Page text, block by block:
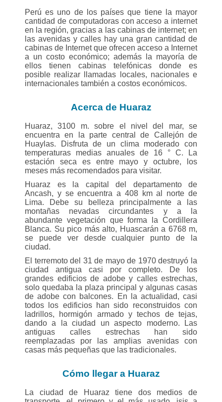
Perú es uno de los países que tiene la mayor
cantidad de computadoras con acceso a internet
en la región, gracias a las cabinas de internet; en
las avenidas y calles hay una gran cantidad de
cabinas de Internet que ofrecen acceso a Internet
a un costo económico; además la mayoría de
ellos tienen cabinas telefónicas donde es
posible realizar llamadas locales, nacionales e
internacionales también a costos económicos.
Acerca de Huaraz
Huaraz, 3100 m. sobre el nivel del mar, se
encuentra en la parte central de Callejón de
Huaylas. Disfruta de un clima moderado con
temperaturas medias anuales de 16 ° C. La
estación seca es entre mayo y octubre, los
meses más recomendados para visitar.
Huaraz es la capital del departamento de
Ancash, y se encuentra a 408 km al norte de
Lima. Debe su belleza principalmente a las
montañas nevadas circundantes y a la
abundante vegetación que forma la Cordillera
Blanca. Su pico más alto, Huascarán a 6768 m,
se puede ver desde cualquier punto de la
ciudad.
El terremoto del 31 de mayo de 1970 destruyó la
ciudad antigua casi por completo. De los
grandes edificios de adobe y calles estrechas,
solo quedaba la plaza principal y algunas casas
de adobe con balcones. En la actualidad, casi
todos los edificios han sido reconstruidos con
ladrillos, hormigón armado y techos de tejas,
dando a la ciudad un aspecto moderno. Las
antiguas calles estrechas han sido
reemplazadas por las amplias avenidas con
casas más pequeñas que las tradicionales.
Cómo llegar a Huaraz
La ciudad de Huaraz tiene dos medios de